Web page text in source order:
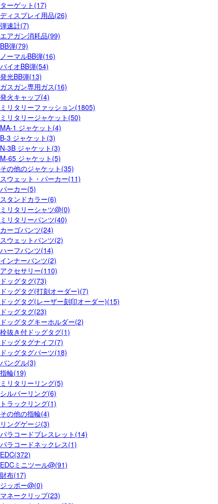
ターゲット(17)
ディスプレイ用品(26)
弾速計(7)
エアガン消耗品(99)
BB弾(79)
ノーマルBB弾(16)
バイオBB弾(54)
発光BB弾(13)
ガスガン専用ガス(16)
発火キャップ(4)
ミリタリーファッション(1805)
ミリタリージャケット(50)
MA-1 ジャケット(4)
B-3 ジャケット(3)
N-3B ジャケット(3)
M-65 ジャケット(5)
その他のジャケット(35)
スウェット・パーカー(11)
パーカー(5)
スタンドカラー(6)
ミリタリーシャツ@(0)
ミリタリーパンツ(40)
カーゴパンツ(24)
スウェットパンツ(2)
ハーフパンツ(14)
インナーパンツ(2)
アクセサリー(110)
ドッグタグ(73)
ドッグタグ(打刻オーダー)(7)
ドッグタグ(レーザー刻印オーダー)(15)
ドッグタグ(23)
ドッグタグキーホルダー(2)
栓抜き付ドッグタグ(1)
ドッグタグナイフ(7)
ドッグタグパーツ(18)
バングル(3)
指輪(19)
ミリタリーリング(5)
シルバーリング(6)
トラックリング(1)
その他の指輪(4)
リングゲージ(3)
パラコードブレスレット(14)
パラコードネックレス(1)
EDC(372)
EDCミニツール@(91)
財布(17)
ジッポー@(0)
マネークリップ(23)